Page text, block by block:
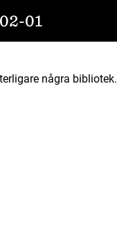
01
några bibliotek.